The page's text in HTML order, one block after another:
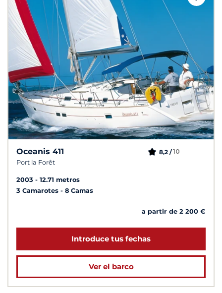
Oceanis 411
Port la Forêt
8,2 /10
2003
12.71 metros
3 Camarotes
8 Camas
a partir de 2 200 €
Introduce tus fechas
Ver el barco